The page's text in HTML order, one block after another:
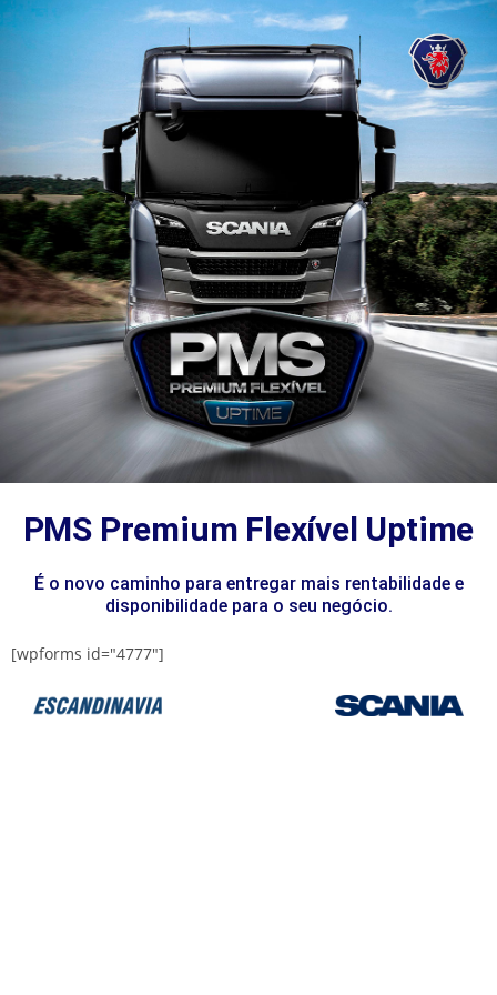
PMS Premium Flexível Uptime
É o novo caminho para entregar mais rentabilidade e
disponibilidade para o seu negócio.
[wpforms id="4777"]